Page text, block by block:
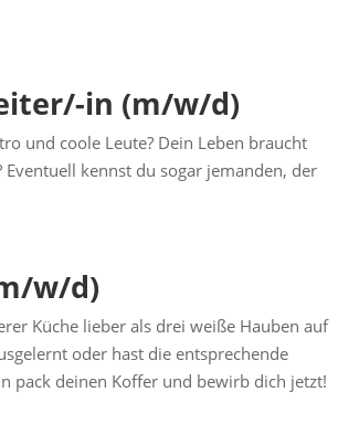
in (m/w/d)
und coole Leute? Dein Leben braucht
Eventuell kennst du sogar jemanden, der
w/d)
Küche lieber als drei weiße Hauben auf
oder hast die entsprechende
pack deinen Koffer und bewirb dich jetzt!